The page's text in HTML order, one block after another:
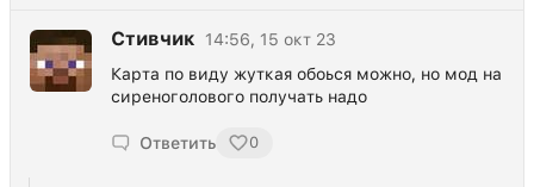
Стивчик
14:56, 15 окт 23
Карта по виду жуткая обоься можно, но мод на
сиреноголового получать надо
Ответить 0